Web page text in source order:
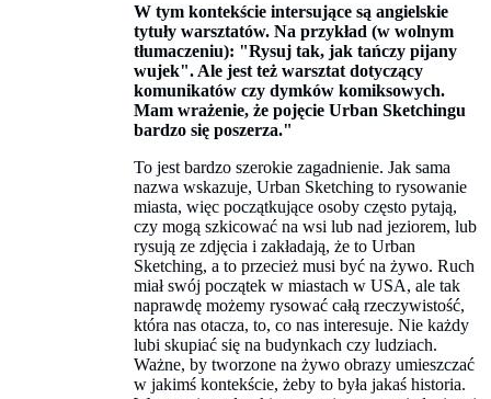
W tym kontekście intersujące są angielskie
tytuły warsztatów. Na przykład (w wolnym
tłumaczeniu): "Rysuj tak, jak tańczy pijany
wujek". Ale jest też warsztat dotyczący
komunikatów czy dymków komiksowych.
Mam wrażenie, że pojęcie Urban Sketchingu
bardzo się poszerza."
To jest bardzo szerokie zagadnienie. Jak sama
nazwa wskazuje, Urban Sketching to rysowanie
miasta, więc początkujące osoby często pytają,
czy mogą szkicować na wsi lub nad jeziorem, lub
rysują ze zdjęcia i zakładają, że to Urban
Sketching, a to przecież musi być na żywo. Ruch
miał swój początek w miastach w USA, ale tak
naprawdę możemy rysować całą rzeczywistość,
która nas otacza, to, co nas interesuje. Nie każdy
lubi skupiać się na budynkach czy ludziach.
Ważne, by tworzone na żywo obrazy umieszczać
w jakimś kontekście, żeby to była jakaś historia.